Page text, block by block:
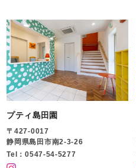
プティ島田園
〒427-0017
静岡県島田市南2-3-26
Tel：0547-54-5277